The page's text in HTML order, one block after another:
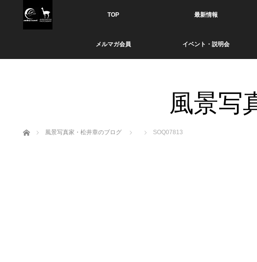
TOP 最新情報
メルマガ会員 イベント・説明会
風景写
ホーム 風景写真家・松井章のブログ SOQ07813